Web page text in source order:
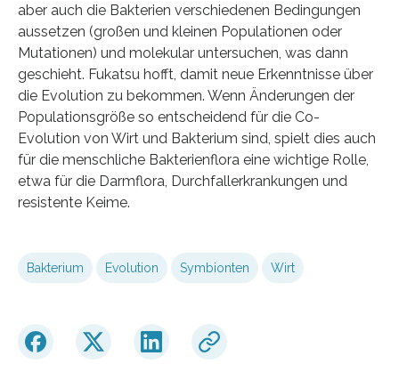
aber auch die Bakterien verschiedenen Bedingungen
aussetzen (großen und kleinen Populationen oder
Mutationen) und molekular untersuchen, was dann
geschieht. Fukatsu hofft, damit neue Erkenntnisse über
die Evolution zu bekommen. Wenn Änderungen der
Populationsgröße so entscheidend für die Co-
Evolution von Wirt und Bakterium sind, spielt dies auch
für die menschliche Bakterienflora eine wichtige Rolle,
etwa für die Darmflora, Durchfallerkrankungen und
resistente Keime.
Bakterium Evolution Symbionten Wirt